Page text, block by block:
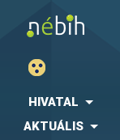
HIVATAL
AKTUÁLIS